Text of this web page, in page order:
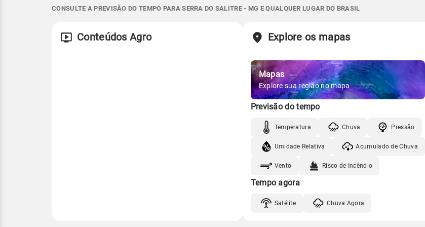
CONSULTE A PREVISÃO DO TEMPO PARA SERRA DO SALITRE - MG E QUALQUER LUGAR DO BRASIL
Conteúdos Agro Explore os mapas
Mapas
Explore sua região no mapa
Previsão do tempo
Temperatura Chuva Pressão
Umidade Relativa Acumulado de Chuva
Vento Risco de Incêndio
Tempo agora
Satélite Chuva Agora